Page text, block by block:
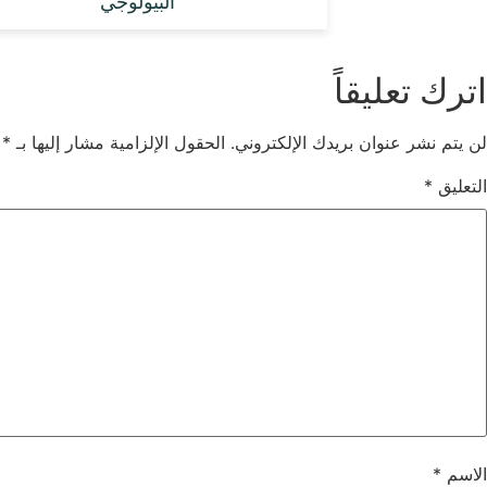
اترك تعليقاً
لن يتم نشر عنوان بريدك الإلكتروني. الحقول الإلزامية مشار إليها بـ *
التعليق *
الاسم *